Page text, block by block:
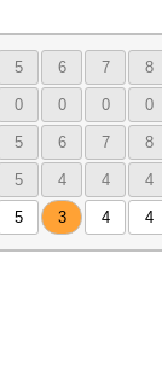
5 6 7 8
0 0 0 0
5 6 7 8
5 4 4 4
5 3 4 4